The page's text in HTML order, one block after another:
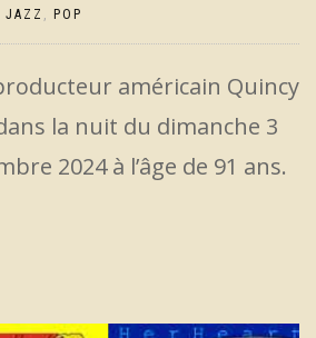
JAZZ POP
américain Quincy
la nuit du dimanche 3
2024 à l’âge de 91 ans.